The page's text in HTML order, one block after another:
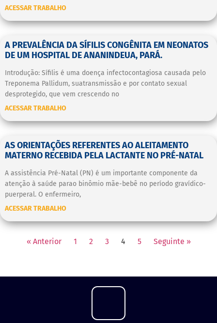
ACESSAR TRABALHO
A PREVALÊNCIA DA SÍFILIS CONGÊNITA EM NEONATOS
DE UM HOSPITAL DE ANANINDEUA, PARÁ.
Introdução: Sífilis é uma doença infectocontagiosa causada pelo
Treponema Pallidum, suatransmissão e por contato sexual
desprotegido, que vem crescendo no
ACESSAR TRABALHO
AS ORIENTAÇÕES REFERENTES AO ALEITAMENTO
MATERNO RECEBIDA PELA LACTANTE NO PRÉ-NATAL
A assistência Pré-Natal (PN) é um importante componente da
atenção à saúde parao binômio mãe-bebê no período gravídico-
puerperal. O enfermeiro,
ACESSAR TRABALHO
« Anterior 1 2 3 4 5 Seguinte »